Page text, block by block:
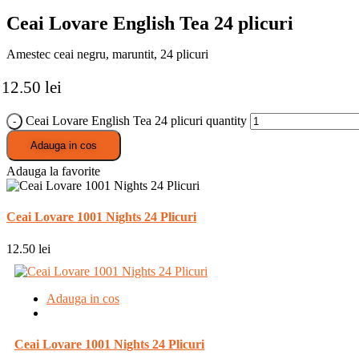
Ceai Lovare English Tea 24 plicuri
Amestec ceai negru, maruntit, 24 plicuri
12.50 lei
Ceai Lovare English Tea 24 plicuri quantity
Adauga in cos
Adauga la favorite
Ceai Lovare 1001 Nights 24 Plicuri
12.50 lei
Adauga in cos
Ceai Lovare 1001 Nights 24 Plicuri